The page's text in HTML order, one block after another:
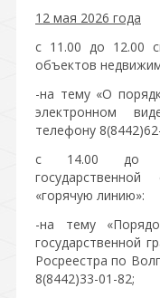
12 мая 2026 года
с 11.00 до 12.00
объектов
-на тему «О
электронном
телефону
с 14.00 до
«горячую линию»:
-на тему
государственной
Росреестра по
8(8442)33-01-82;